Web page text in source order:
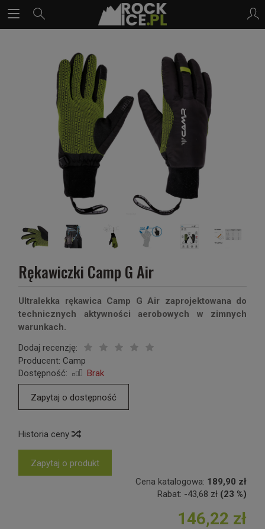
Rękawiczki Camp G Air
Ultralekka rękawica Camp G Air zaprojektowana do
technicznych aktywności aerobowych w zimnych
warunkach.
Dodaj recenzję:
Producent: Camp
Dostępność:
Brak
Zapytaj o dostępność
Historia ceny
Zapytaj o produkt
Cena katalogowa: 189,90 zł
Rabat: -43,68 zł (23 %)
146,22 zł